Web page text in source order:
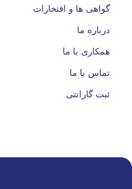
گواهی ها و افتخارات
درباره ما
همکاری با ما
تماس با ما
ثبت گارانتی